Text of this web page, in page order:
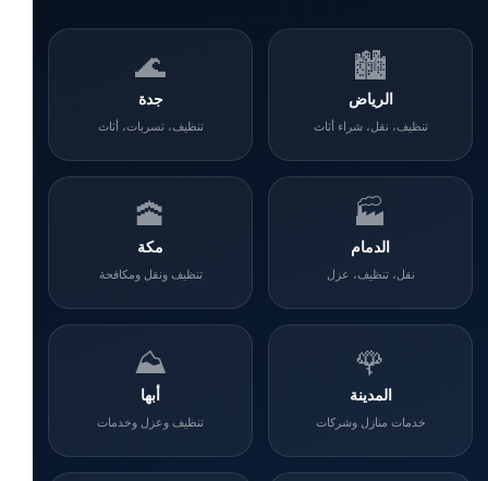
🏙️
الرياض
تنظيف، نقل، شراء أثاث
🌊
جدة
تنظيف، تسربات، أثاث
🏭
الدمام
نقل، تنظيف، عزل
🕋
مكة
تنظيف ونقل ومكافحة
🌹
المدينة
خدمات منازل وشركات
⛰️
أبها
تنظيف وعزل وخدمات